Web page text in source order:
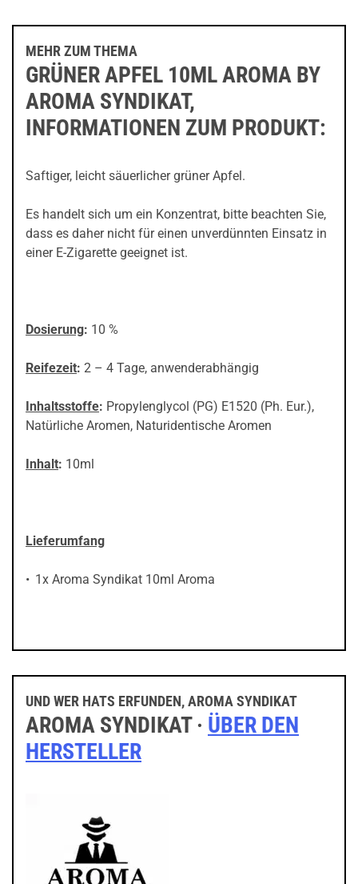
MEHR ZUM THEMA
GRÜNER APFEL 10ML AROMA BY
AROMA SYNDIKAT,
INFORMATIONEN ZUM PRODUKT:
Saftiger, leicht säuerlicher grüner Apfel.
Es handelt sich um ein Konzentrat, bitte beachten Sie,
dass es daher nicht für einen unverdünnten Einsatz in
einer E-Zigarette geeignet ist.
Dosierung: 10 %
Reifezeit: 2 – 4 Tage, anwenderabhängig
Inhaltsstoffe: Propylenglycol (PG) E1520 (Ph. Eur.),
Natürliche Aromen, Naturidentische Aromen
Inhalt: 10ml
Lieferumfang
1x Aroma Syndikat 10ml Aroma
UND WER HATS ERFUNDEN, AROMA SYNDIKAT
AROMA SYNDIKAT · ÜBER DEN
HERSTELLER